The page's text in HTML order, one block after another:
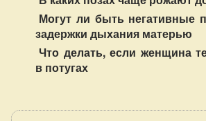
Могут ли быть негативные
задержки дыхания матерью
Что делать, если женщина
в потугах